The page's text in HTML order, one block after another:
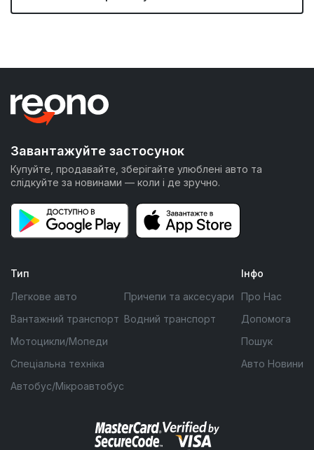
Завантажуйте застосунок
Купуйте, продавайте, зберігайте улюблені авто та
слідкуйте за новинами — коли і де зручно.
Тип
Легкове авто
Вантажний транспорт
Мотоцикли/Мопеди
Спеціальна техніка
Автобус/Мікроавтобус
Причепи та аксесуари
Водний транспорт
Інфо
Про Нас
Допомога
Пошук
Авто Новини